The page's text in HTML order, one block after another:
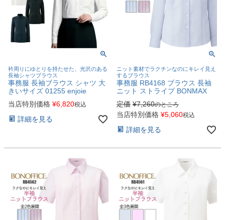
衿周りにゆとりを持たせた、光沢のある
長袖シャツブラウス
事務服 長袖ブラウス シャツ 大
きいサイズ 01255 enjoie
当店特別価格 ¥6,820税込
詳細を見る
ニット素材でラクチンなのにキレイ見え
するブラウス
事務服 RB4168 ブラウス 長袖
ニット ストライプ BONMAX
定価 ¥7,260のところ
当店特別価格 ¥5,060税込
詳細を見る